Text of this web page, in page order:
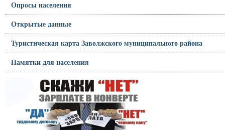
Опросы населения
Открытые данные
Туристическая карта Заволжского муниципального района
Памятки для населения